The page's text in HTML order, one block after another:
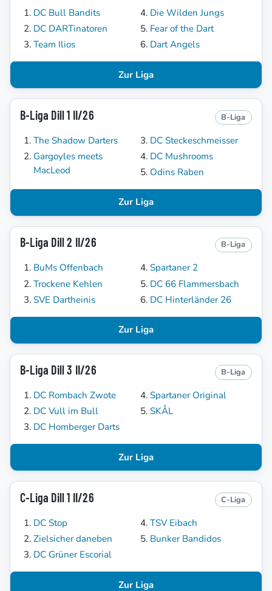
DC Bull Bandits
DC DARTinatoren
Team Ilios
Die Wilden Jungs
Fear of the Dart
Dart Angels
Zur Liga
B-Liga Dill 1 II/26 B-Liga
The Shadow Darters
Gargoyles meets
MacLeod
DC Steckeschmeisser
DC Mushrooms
Odins Raben
Zur Liga
B-Liga Dill 2 II/26 B-Liga
BuMs Offenbach
Trockene Kehlen
SVE Dartheinis
Spartaner 2
DC 66 Flammersbach
DC Hinterländer 26
Zur Liga
B-Liga Dill 3 II/26 B-Liga
DC Rombach Zwote
DC Vull im Bull
DC Homberger Darts
Spartaner Original
SKÅL
Zur Liga
C-Liga Dill 1 II/26 C-Liga
DC Stop
Zielsicher daneben
DC Grüner Escorial
TSV Eibach
Bunker Bandidos
Zur Liga